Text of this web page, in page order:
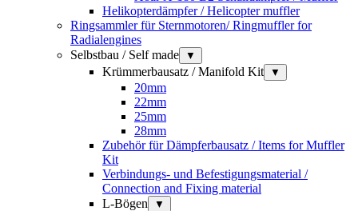
Helikopterdämpfer / Helicopter muffler
Ringsammler für Sternmotoren/ Ringmuffler for
Radialengines
Selbstbau / Self made
▼
Krümmerbausatz / Manifold Kit ▼
20mm
22mm
25mm
28mm
Zubehör für Dämpferbausatz / Items for Muffler
Kit
Verbindungs- und Befestigungsmaterial /
Connection and Fixing material
L-Bögen
▼